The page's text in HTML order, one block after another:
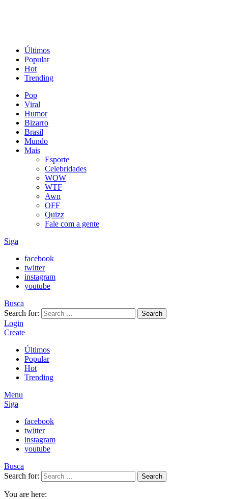
Últimos
Popular
Hot
Trending
Pop
Viral
Humor
Bizarro
Brasil
Mundo
Mais
Esporte
Celebridades
WOW
WTF
Awn
OFF
Quizz
Fale com a gente
Siga
facebook
twitter
instagram
youtube
Busca
Search for:
Search
Login
Create
Últimos
Popular
Hot
Trending
Menu
Siga
facebook
twitter
instagram
youtube
Busca
Search for:
Search
You are here: